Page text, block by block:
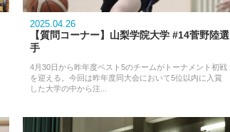
2025.04.26
【質問コーナー】山梨学院大学 #14菅野陸選
手
4月30日から昨年度ベスト5のチームがトーナメント初戦
を迎える。今回は昨年度同大会において5位以内に入賞
した大学の中から注...